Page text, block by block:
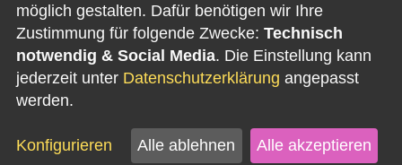
Kontakt
Impressum
Datenschutz
Newsletter abonnieren
möglich gestalten. Dafür benötigen wir Ihre
Zustimmung für folgende Zwecke: Technisch
notwendig & Social Media. Die Einstellung kann
jederzeit unter Datenschutzerklärung angepasst
werden.
Konfigurieren Alle ablehnen Alle akzeptieren